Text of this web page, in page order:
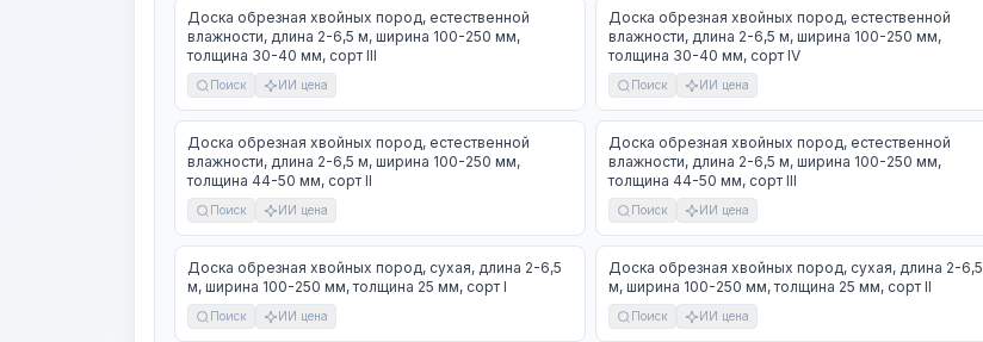
Доска обрезная хвойных пород, естественной
влажности, длина 2-6,5 м, ширина 100-250 мм,
толщина 30-40 мм, сорт III
Поиск ИИ цена
Доска обрезная хвойных пород, естественной
влажности, длина 2-6,5 м, ширина 100-250 мм,
толщина 30-40 мм, сорт IV
Поиск ИИ цена
Доска обрезная хвойных пород, естественной
влажности, длина 2-6,5 м, ширина 100-250 мм,
толщина 44-50 мм, сорт II
Поиск ИИ цена
Доска обрезная хвойных пород, естественной
влажности, длина 2-6,5 м, ширина 100-250 мм,
толщина 44-50 мм, сорт III
Поиск ИИ цена
Доска обрезная хвойных пород, сухая, длина 2-6,5
м, ширина 100-250 мм, толщина 25 мм, сорт I
Поиск ИИ цена
Доска обрезная хвойных пород, сухая, длина 2-6,5
м, ширина 100-250 мм, толщина 25 мм, сорт II
Поиск ИИ цена